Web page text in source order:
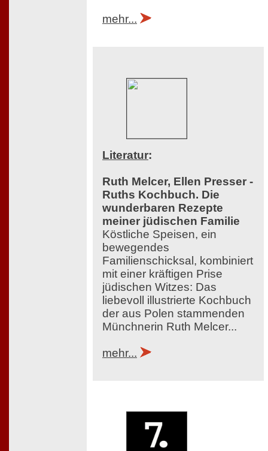
mehr...
Literatur:
Ruth Melcer, Ellen Presser -
Ruths Kochbuch. Die
wunderbaren Rezepte
meiner jüdischen Familie
Köstliche Speisen, ein
bewegendes
Familienschicksal, kombiniert
mit einer kräftigen Prise
jüdischen Witzes: Das
liebevoll illustrierte Kochbuch
der aus Polen stammenden
Münchnerin Ruth Melcer...
mehr...